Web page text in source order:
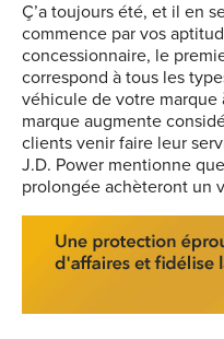
Ç’a toujours été, et il en
commence par vos
concessionnaire, le
correspond à tous les
véhicule de votre
marque augmente
clients venir faire leur
J.D. Power mentionne
prolongée achèteront un